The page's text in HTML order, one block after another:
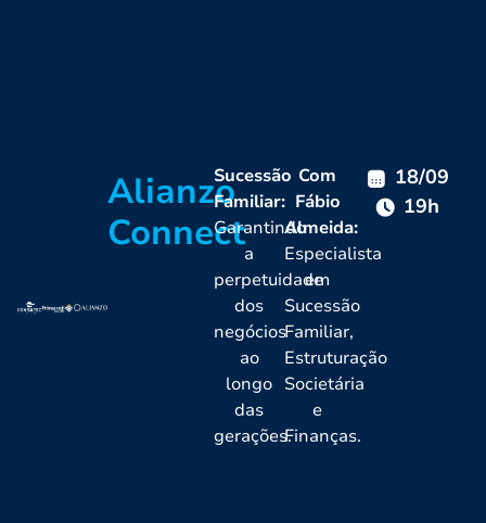
Alianzo
Connect
Sucessão
Familiar:
Garantindo
a
perpetuidade
dos
negócios
ao
longo
das
gerações.
Com
Fábio
Almeida:
Especialista
em
Sucessão
Familiar,
Estruturação
Societária
e
Finanças.
18/09
19h